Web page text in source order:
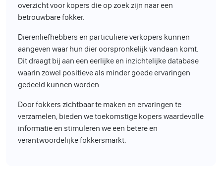
overzicht voor kopers die op zoek zijn naar een
betrouwbare fokker.
Dierenliefhebbers en particuliere verkopers kunnen
aangeven waar hun dier oorspronkelijk vandaan komt.
Dit draagt bij aan een eerlijke en inzichtelijke database
waarin zowel positieve als minder goede ervaringen
gedeeld kunnen worden.
Door fokkers zichtbaar te maken en ervaringen te
verzamelen, bieden we toekomstige kopers waardevolle
informatie en stimuleren we een betere en
verantwoordelijke fokkersmarkt.